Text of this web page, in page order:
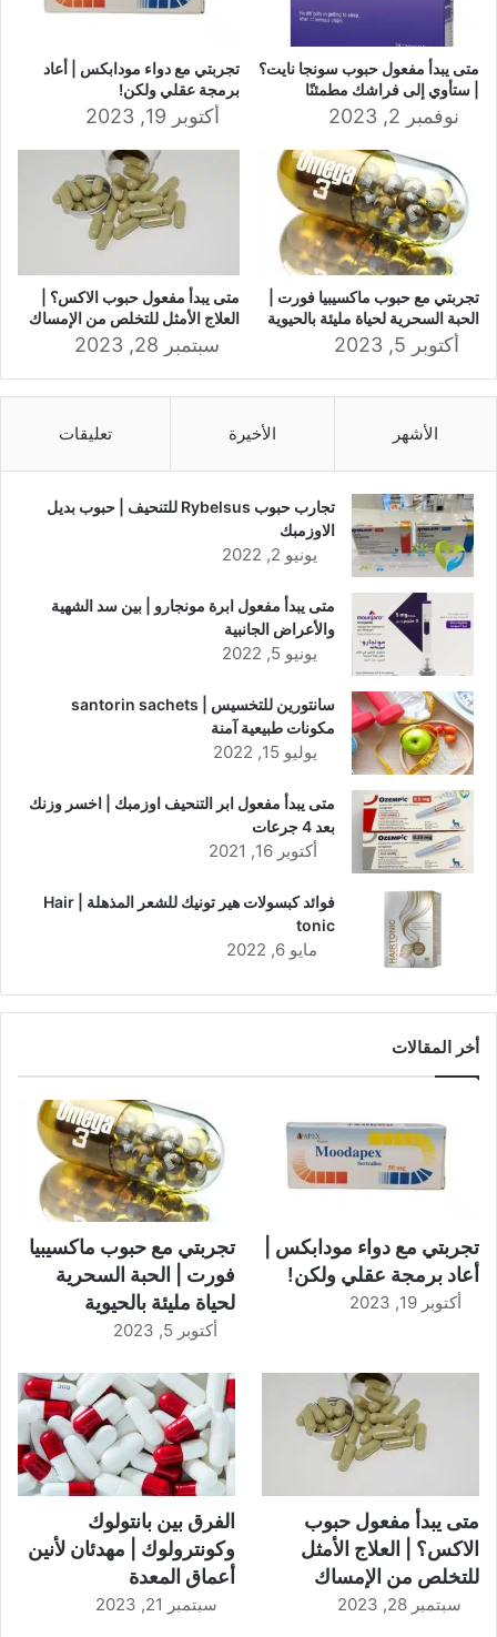
متى يبدأ مفعول حبوب سونجا نايت؟
| ستأوي إلى فراشك مطمئنًا
نوفمبر 2, 2023
تجربتي مع دواء مودابكس | أعاد
برمجة عقلي ولكن!
أكتوبر 19, 2023
تجربتي مع حبوب ماكسيبيا فورت |
الحبة السحرية لحياة مليئة بالحيوية
أكتوبر 5, 2023
متى يبدأ مفعول حبوب الاكس؟ |
العلاج الأمثل للتخلص من الإمساك
سبتمبر 28, 2023
الأشهر الأخيرة تعليقات
تجارب حبوب Rybelsus للتنحيف | حبوب بديل
الاوزمبك
يونيو 2, 2022
متى يبدأ مفعول ابرة مونجارو | بين سد الشهية
والأعراض الجانبية
يونيو 5, 2022
سانتورين للتخسيس | santorin sachets
مكونات طبيعية آمنة
يوليو 15, 2022
متى يبدأ مفعول ابر التنحيف اوزمبك | اخسر وزنك
بعد 4 جرعات
أكتوبر 16, 2021
فوائد كبسولات هير تونيك للشعر المذهلة | Hair
tonic
مايو 6, 2022
أخر المقالات
تجربتي مع دواء مودابكس |
أعاد برمجة عقلي ولكن!
أكتوبر 19, 2023
تجربتي مع حبوب ماكسيبيا
فورت | الحبة السحرية
لحياة مليئة بالحيوية
أكتوبر 5, 2023
متى يبدأ مفعول حبوب
الاكس؟ | العلاج الأمثل
للتخلص من الإمساك
سبتمبر 28, 2023
الفرق بين بانتولوك
وكونترولوك | مهدئان لأنين
أعماق المعدة
سبتمبر 21, 2023